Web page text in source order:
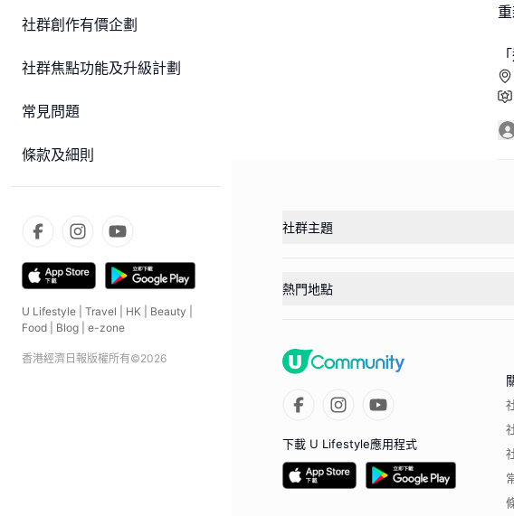
社群創作有價企劃
社群焦點功能及升級計劃
常見問題
條款及細則
U Lifestyle Travel HK Beauty
Food
Blog e-zone
香港經濟日報版權所有©2026
社群主題
熱門地點
下載 U Lifestyle應用程式